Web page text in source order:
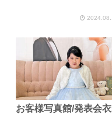
お客様写真館/発表会